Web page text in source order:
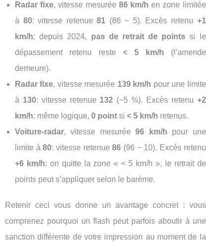
Radar fixe, vitesse mesurée 86 km/h en zone limitée
à 80: vitesse retenue81 (86 − 5). Excès retenu +1
km/h: depuis 2024, pas de retrait de points si le
dépassement retenu reste < 5 km/h (l’amende
demeure).
Radar fixe, vitesse mesurée 139 km/h pour une limite
à 130: vitesse retenue 132 (−5 %). Excès retenu +2
km/h: même logique, 0 point si < 5 km/h retenus.
Voiture-radar, vitesse mesurée96 km/h pour une
limite à80: vitesse retenue86 (96 − 10). Excès retenu
+6 km/h: on quitte la zone « < 5 km/h », le retrait de
points peut s’appliquer selon le barème.
Retenir ceci vous donne un avantage concret : vous
comprenez pourquoi un flash peut parfois aboutir à une
sanction différente de votre impression au moment de la